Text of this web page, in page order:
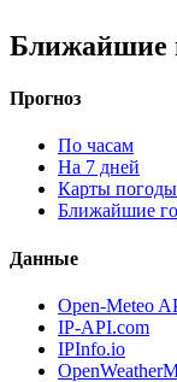
Ближайшие
Прогноз
По часам
На 7 дней
Карты погоды
Ближайшие
Данные
Open-Meteo
IP-API.com
IPInfo.io